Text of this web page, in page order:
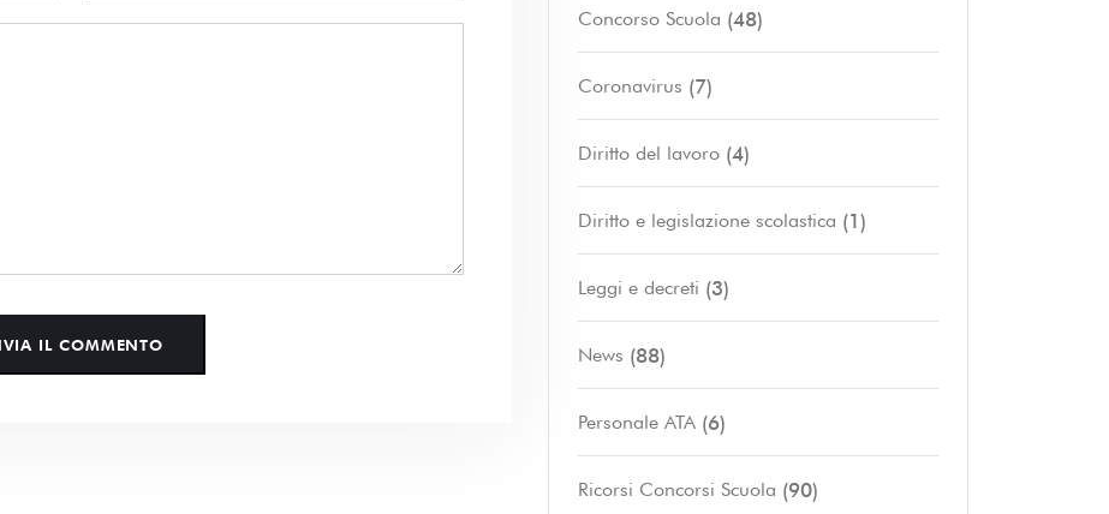
Concorso Scuola (48)
Coronavirus (7)
Diritto del lavoro (4)
Diritto e legislazione scolastica (1)
Leggi e decreti (3)
News (88)
Personale ATA (6)
Ricorsi Concorsi Scuola (90)